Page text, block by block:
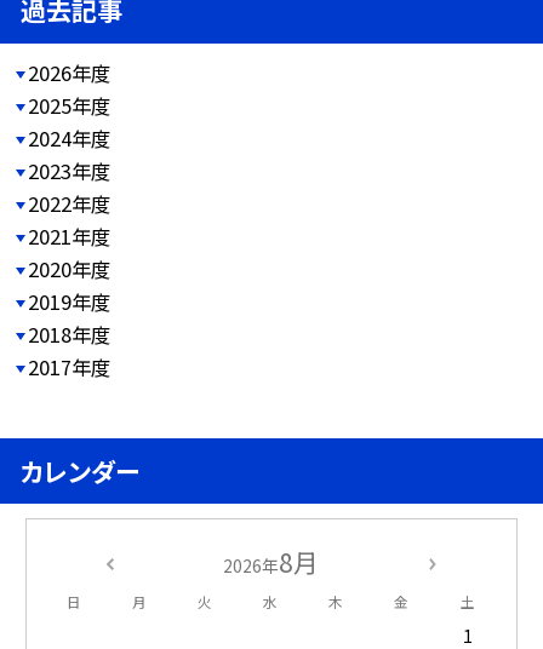
過去記事
2026年度
2025年度
2024年度
2023年度
2022年度
2021年度
2020年度
2019年度
2018年度
2017年度
カレンダー
2026年8月
日 月 火 水 木 金 土
1